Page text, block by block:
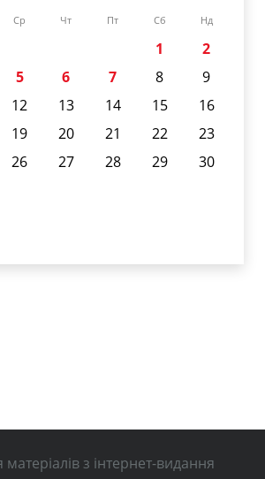
Ср Чт Пт Сб Нд
1
2
5 6 7 8
9
12 13 14 15
16
19 20 21 22
23
26 27 28 29
30
з інтернет-видання